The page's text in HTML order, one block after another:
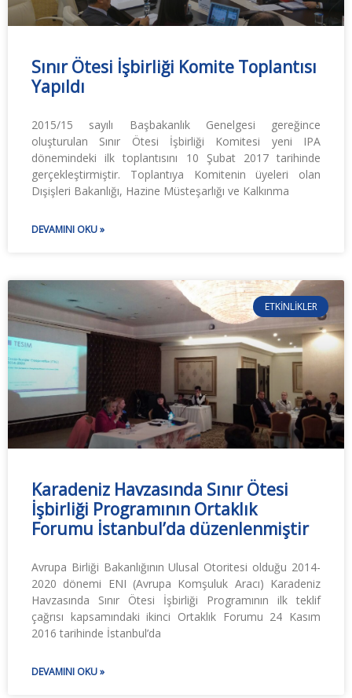
Sınır Ötesi İşbirliği Komite Toplantısı
Yapıldı
2015/15 sayılı Başbakanlık Genelgesi gereğince
oluşturulan Sınır Ötesi İşbirliği Komitesi yeni IPA
dönemindeki ilk toplantısını 10 Şubat 2017 tarihinde
gerçekleştirmiştir. Toplantıya Komitenin üyeleri olan
Dışişleri Bakanlığı, Hazine Müsteşarlığı ve Kalkınma
DEVAMINI OKU »
ETKINLIKLER
Karadeniz Havzasında Sınır Ötesi
İşbirliği Programının Ortaklık
Forumu İstanbul’da düzenlenmiştir
Avrupa Birliği Bakanlığının Ulusal Otoritesi olduğu 2014-
2020 dönemi ENI (Avrupa Komşuluk Aracı) Karadeniz
Havzasında Sınır Ötesi İşbirliği Programının ilk teklif
çağrısı kapsamındaki ikinci Ortaklık Forumu 24 Kasım
2016 tarihinde İstanbul’da
DEVAMINI OKU »